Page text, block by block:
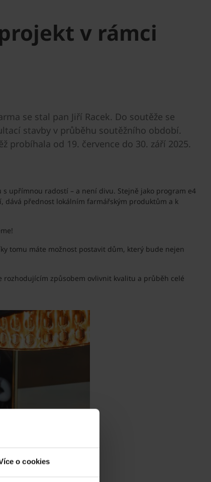
o cookies
v rámci
se stal pan Jiří Racek. Do soutěže se
stavby v průběhu soutěžního období.
od 19. července do 30. září 2025.
upřímnou radostí – a není divu. Stejně jako program e4
dává přednost lokálním farmářským produktům a k
tomu máte možnost postavit dům, který bude nejen
rozhodujícím způsobem ovlivnit kvalitu a průběh celé